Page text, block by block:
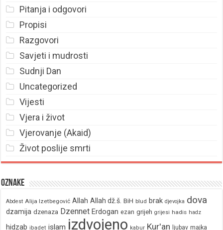
Pitanja i odgovori
Propisi
Razgovori
Savjeti i mudrosti
Sudnji Dan
Uncategorized
Vijesti
Vjera i život
Vjerovanje (Akaid)
Život poslije smrti
Oznake
Abdest Alija Izetbegović Allah Allah dž.š. BiH blud brak djevojka dova
dzamija dzenaza Dzennet Erdogan ezan grijeh grijesi hadis hadz
hidzab ibadet islam izdvojeno kabur Kur'an ljubav majka